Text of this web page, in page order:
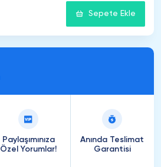
Sepete Ekle
Paylaşımınıza
Özel Yorumlar!
Anında Teslimat
Garantisi